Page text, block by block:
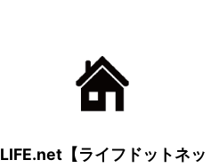
LIFE.net【ライフドットネッ